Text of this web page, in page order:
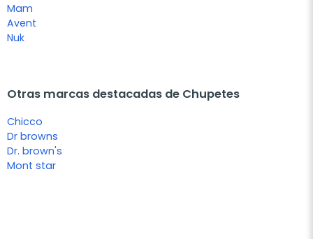
Mam
Avent
Nuk
Otras marcas destacadas de Chupetes
Chicco
Dr browns
Dr. brown's
Mont star